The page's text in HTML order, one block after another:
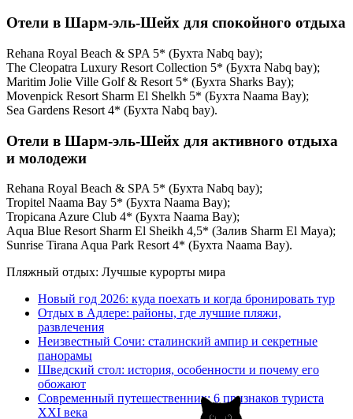
Отели в Шарм-эль-Шейх для спокойного отдыха
Rehana Royal Beach & SPA 5* (Бухта Nabq bay);
The Cleopatra Luxury Resort Collection 5* (Бухта Nabq bay);
Maritim Jolie Ville Golf & Resort 5* (Бухта Sharks Bay);
Movenpick Resort Sharm El Shelkh 5* (Бухта Naama Bay);
Sea Gardens Resort 4* (Бухта Nabq bay).
Отели в Шарм-эль-Шейх для активного отдыха
и молодежи
Rehana Royal Beach & SPA 5* (Бухта Nabq bay);
Tropitel Naama Bay 5* (Бухта Naama Bay);
Tropicana Azure Club 4* (Бухта Naama Bay);
Aqua Blue Resort Sharm El Sheikh 4,5* (Залив Sharm El Maya);
Sunrise Tirana Aqua Park Resort 4* (Бухта Naama Bay).
Пляжный отдых: Лучшые курорты мира
Новый год 2026: куда поехать и когда бронировать тур
Отдых в Адлере: районы, где лучшие пляжи,
развлечения
Неизвестный Сочи: сталинский ампир и секретные
панорамы
Шведский стол: история, особенности и почему его
обожают
Современный путешественник: 6 признаков туриста
XXI века